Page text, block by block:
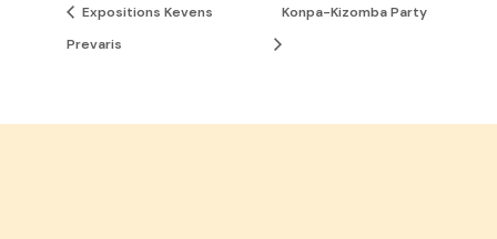
Expositions Kevens
Prevaris
Konpa-Kizomba Party